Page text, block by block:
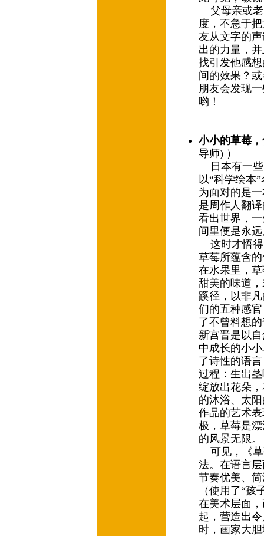
父母亲或老
度，不急于
友从文字的
出的力量，
找引发他感
间的效果？
朋友会发现
哟！
小小的草莓
导师) ）
日本有一些
以“科学绘本
为面对的是
是周作人翻
看出世界，
间里便是永
这时才悟得
草莓所蕴含
在水果里，
甜美的味道
蹊径，以非
们的五种感
了不曾料想
新宫晋是以
中成长的小
了诗性的语
过程：生出
绽放出花朵
的沐浴、太
作品的艺术
极，草莓是
的风景无限
可见，《草
法。在语言
节奏优美、
（使用了“孩
在美术层面
起，营造出
时，画家大